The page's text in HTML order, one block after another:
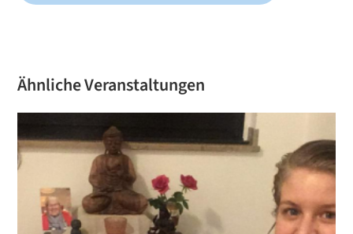
Ähnliche Veranstaltungen